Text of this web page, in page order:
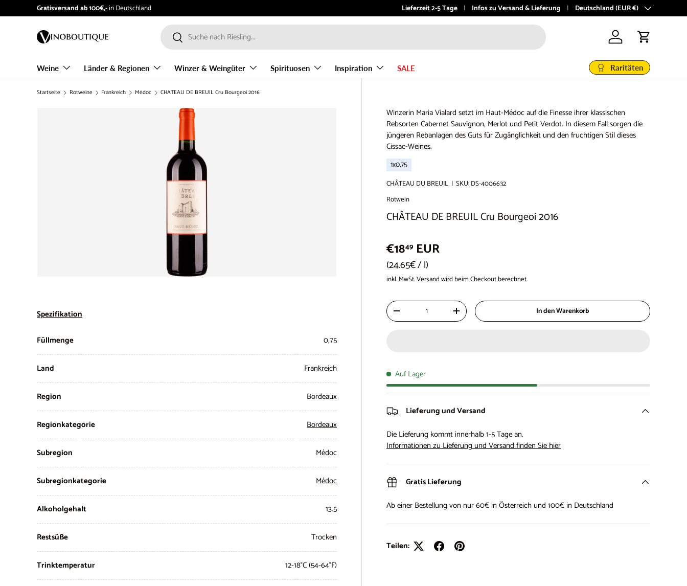
Direkt zum Inhalt
Gratisversand ab 100€,-in Deutschland Kundenservice:info@vinoboutique.at
Lieferzeit 2-5 Tage Infos zu Versand & Lieferung Land/Region
Deutschland (EUR €)
Suchen
Suchen Einloggen
Weine Länder & Regionen Winzer & Weingüter Spirituosen Inspiration SALE Raritäten
Startseite Rotweine Frankreich Médoc CHÂTEAU DE BREUIL Cru Bourgeoi 2016
Winzerin Maria Vialard setzt im Haut-Médoc auf die Finesse ihrer klassischen
Rebsorten Cabernet Sauvignon, Merlot und Petit Verdot. In diesem Fall sorgen die
jüngeren Rebanlagen des Guts für Zugänglichkeit und den fruchtigen Stil dieses
Cissac-Weines.
1x0,75
CHÂTEAU DU BREUIL | SKU:DS-4006632
Rotwein
CHÂTEAU DE BREUIL Cru Bourgeoi 2016
€1849 EUR
Grundpreis
24.65€/l
inkl. MwSt.Versandwird beim Checkout berechnet.
Anzahl
- + In den Warenkorb
Auf Lager
Lieferung und Versand
Die Lieferung kommt innerhalb 1-5 Tage an.
Informationen zu Lieferung und Versand finden Sie hier
Gratis Lieferung
Ab einer Bestellung von nur 60€ in Österreich und 100€ in Deutschland
Teilen:
Spezifikation
Füllmenge 0,75
Land Frankreich
Region Bordeaux
Regionkategorie Bordeaux
Subregion Médoc
Subregionkategorie Médoc
Alkoholgehalt 13.5
Restsüße Trocken
Trinktemperatur 12-18°C (54-64°F)